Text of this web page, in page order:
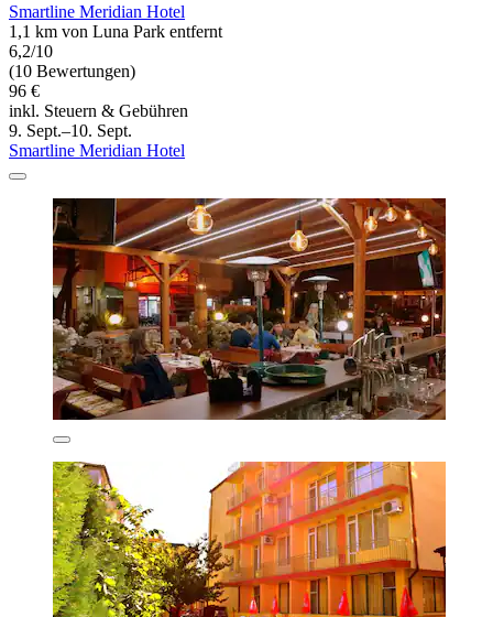
Smartline Meridian Hotel
1,1 km von Luna Park entfernt
6,2/10
(10 Bewertungen)
96 €
inkl. Steuern & Gebühren
9. Sept.–10. Sept.
Smartline Meridian Hotel